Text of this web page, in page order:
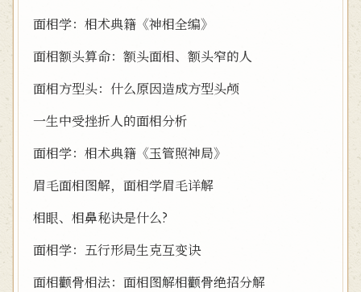
面相学：相术典籍《神相全编》
面相额头算命：额头面相、额头窄的人
面相方型头：什么原因造成方型头颅
一生中受挫折人的面相分析
面相学：相术典籍《玉管照神局》
眉毛面相图解，面相学眉毛详解
相眼、相鼻秘诀是什么?
面相学：五行形局生克互变诀
面相颧骨相法：面相图解相颧骨绝招分解